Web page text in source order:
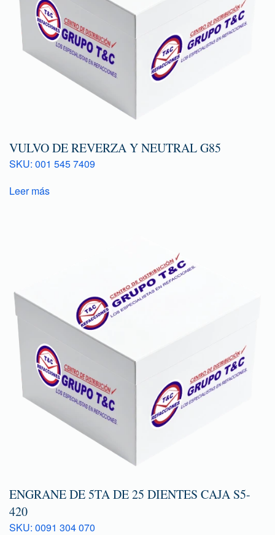
VULVO DE REVERZA Y NEUTRAL G85
SKU: 001 545 7409
Leer más
ENGRANE DE 5TA DE 25 DIENTES CAJA S5-
420
SKU: 0091 304 070